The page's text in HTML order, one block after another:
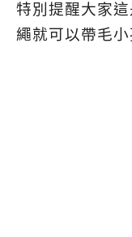
特別提醒大家
繩就可以帶毛